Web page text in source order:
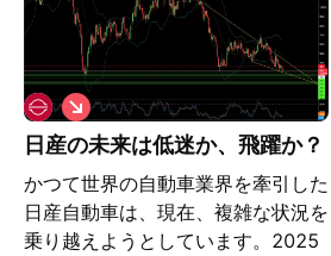
日産の未来は低迷か、飛躍か？
かつて世界の自動車業界を牽引した
日産自動車は、現在、複雑な状況を
乗り越えようとしています。2025
シ
ョ
ー